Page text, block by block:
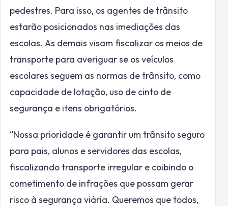
pedestres. Para isso, os agentes de trânsito
estarão posicionados nas imediações das
escolas. As demais visam fiscalizar os meios de
transporte para averiguar se os veículos
escolares seguem as normas de trânsito, como
capacidade de lotação, uso de cinto de
segurança e itens obrigatórios.
“Nossa prioridade é garantir um trânsito seguro
para pais, alunos e servidores das escolas,
fiscalizando transporte irregular e coibindo o
cometimento de infrações que possam gerar
risco à segurança viária. Queremos que todos,